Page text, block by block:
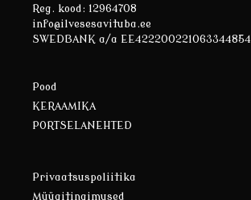
Reg. kood: 12964708
info@ilvesesavituba.ee
SWEDBANK a/a EE422200221063344854
Pood
KERAAMIKA
PORTSELANEHTED
Privaatsuspoliitika
Müügitingimused